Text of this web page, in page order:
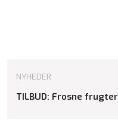
NYHEDER
TILBUD: Frosne frugter